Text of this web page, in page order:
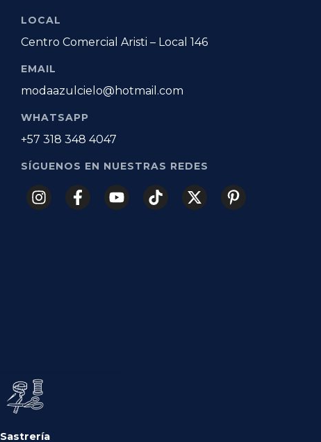
LOCAL
Centro Comercial Aristi – Local 146
EMAIL
modaazulcielo@hotmail.com
WHATSAPP
+57 318 348 4047
SÍGUENOS EN NUESTRAS REDES
Sastrería